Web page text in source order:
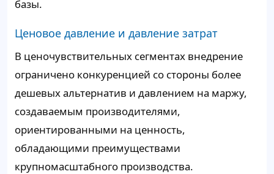
базы.
Ценовое давление и давление затрат
В ценочувствительных сегментах внедрение
ограничено конкуренцией со стороны более
дешевых альтернатив и давлением на маржу,
создаваемым производителями,
ориентированными на ценность,
обладающими преимуществами
крупномасштабного производства.